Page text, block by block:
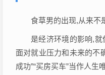
食草男的出现,从来不
是经济环境的影响,
面对就业压力和未来的不
成功”“买房买车”当作人